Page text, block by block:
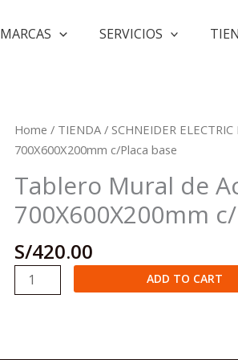
MARCAS SERVICIOS
Home / TIENDA / SCHNEIDER ELECTRIC
700X600X200mm c/Placa base
Tablero Mural de
700X600X200mm
S/420.00
Tablero
Mural
ADD TO CART